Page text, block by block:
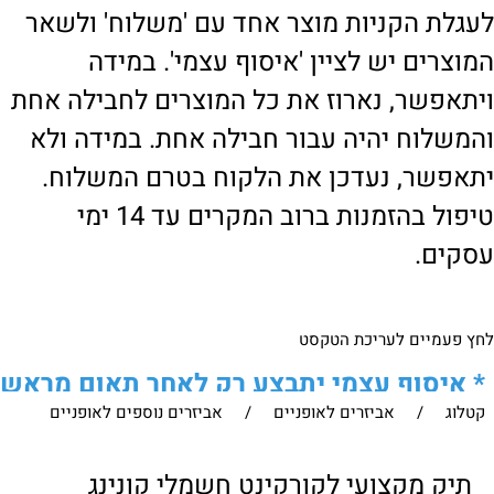
לעגלת הקניות מוצר אחד עם 'משלוח' ולשאר
המוצרים יש לציין 'איסוף עצמי'. במידה
ויתאפשר, נארוז את כל המוצרים לחבילה אחת
והמשלוח יהיה עבור חבילה אחת. במידה ולא
יתאפשר, נעדכן את הלקוח בטרם המשלוח.
טיפול בהזמנות ברוב המקרים עד 14 ימי
עסקים.
לחץ פעמיים לעריכת הטקסט
* איסוף עצמי יתבצע רק לאחר תאום מראש
של הלקוח מול נציגנו!
קטלוג / אביזרים לאופניים / אביזרים נוספים לאופניים
תיק מקצועי לקורקינט חשמלי קונינג